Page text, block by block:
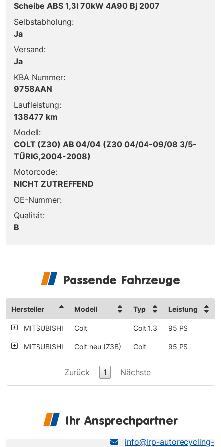
Scheibe ABS 1,3l 70kW 4A90 Bj 2007
Selbstabholung:
Ja
Versand:
Ja
KBA Nummer:
9758AAN
Laufleistung:
138477 km
Modell:
COLT (Z30) AB 04/04 (Z30 04/04-09/08 3/5-
TÜRIG,2004-2008)
Motorcode:
NICHT ZUTREFFEND
OE-Nummer:
Qualität:
B
Passende Fahrzeuge
Hersteller Modell Typ Leistung
MITSUBISHI Colt Colt 1.3 95 PS
MITSUBISHI Colt neu (Z3B) Colt 95 PS
Zurück 1 Nächste
Ihr Ansprechpartner
LRP Erfurt
info@lrp-autorecycling-